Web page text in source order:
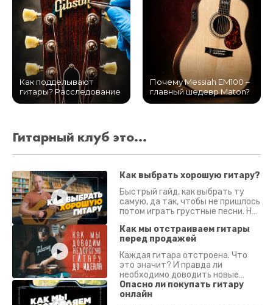
Как подделывают
гитары? Расследование
Почему Messiah EM100 –
главный шедевр Maton?
Гитарный клуб это...
Как выбрать хорошую гитару?
Быстрый гайд, как выбрать ту
самую, да так, чтобы не пришлось
потом играть грустные песни. На
Как мы отстраиваем гитары
перед продажей
Каждая гитара отстроена. Что
это значит? И правда ли
необходимо доводить новые
гитары? Если кратко - да.
Подробно - в видео :)
Опасно ли покупать гитару
онлайн